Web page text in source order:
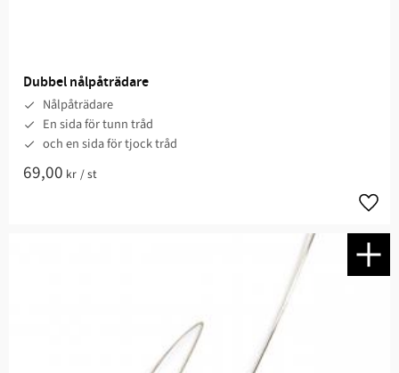
Dubbel nålpåträdare
Nålpåträdare
En sida för tunn tråd
och en sida för tjock tråd
69,00 kr /st